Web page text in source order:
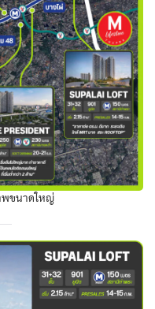
พขนาดใหญ่